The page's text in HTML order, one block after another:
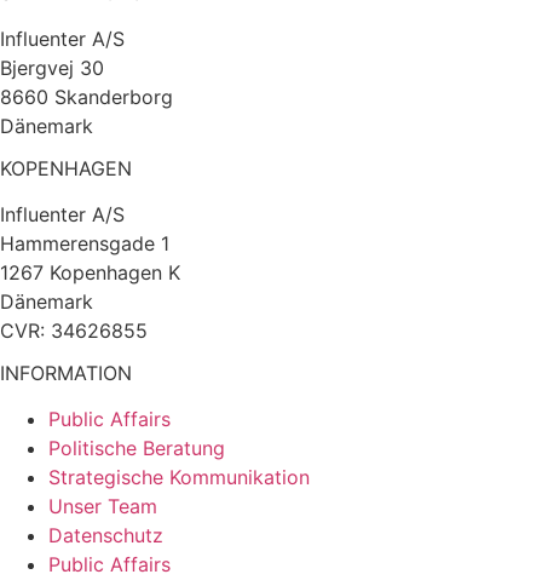
Influenter A/S
Bjergvej 30
8660 Skanderborg
Dänemark
KOPENHAGEN
Influenter A/S
Hammerensgade 1
1267 Kopenhagen K
Dänemark
CVR: 34626855
INFORMATION
Public Affairs
Politische Beratung
Strategische Kommunikation
Unser Team
Datenschutz
Public Affairs